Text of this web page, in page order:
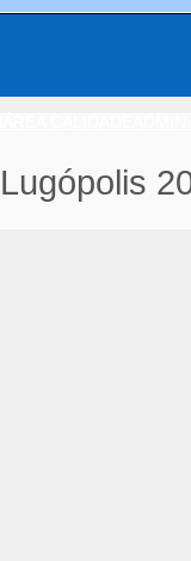
Lugópolis